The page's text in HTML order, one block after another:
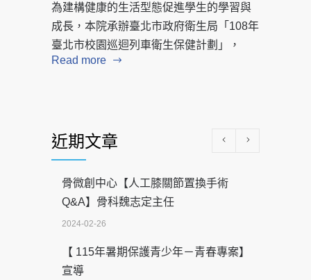
為建構健康的生活型態促進學生的學習與
成長，本院承辦臺北市政府衛生局「108年
臺北市校園巡迴列車衛生保健計劃」，
Read more
近期文章
骨微創中心【人工膝關節置換手術
Q&A】骨科魏志定主任
2024-02-26
【 115年暑期保護青少年－青春專案】
宣導